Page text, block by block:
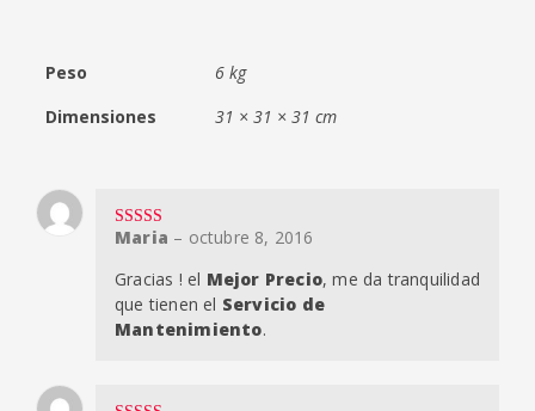
Peso
6 kg
Dimensiones
31 × 31 × 31 cm
Valorado en
Maria – octubre 8, 2016
Gracias ! el Mejor Precio, me da tranquilidad
que tienen el Servicio de
Mantenimiento.